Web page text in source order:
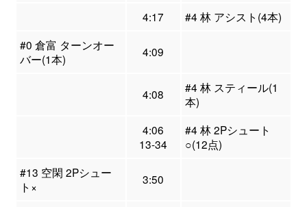
4:17
#4 林 アシスト(4本)
#0 倉富 ターンオー
バー(1本)
4:09
4:08
#4 林 スティール(1
本)
4:06
13-34
#4 林 2Pシュート
○(12点)
#13 空閑 2Pシュー
ト×
3:50